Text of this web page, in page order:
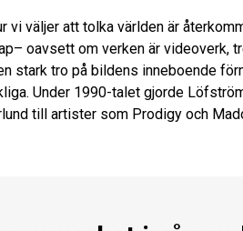
vi väljer att tolka världen är
oavsett om verken är videoverk,
stark tro på bildens inneboende
Under 1990-talet gjorde
till artister som Prodigy och